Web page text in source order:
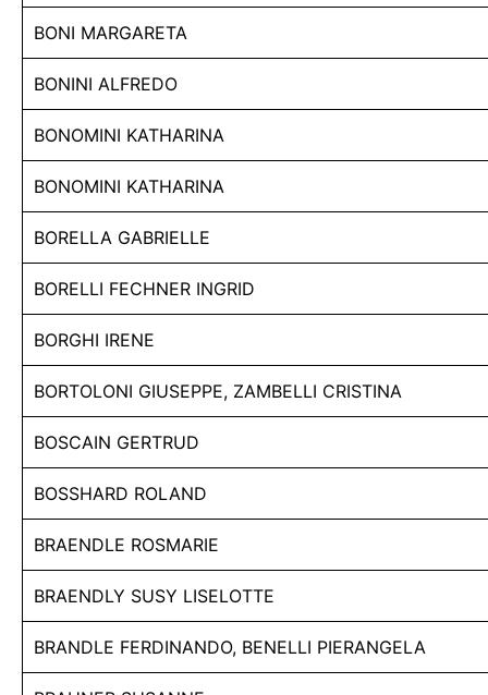
BONI MARGARETA
BONINI ALFREDO
BONOMINI KATHARINA
BONOMINI KATHARINA
BORELLA GABRIELLE
BORELLI FECHNER INGRID
BORGHI IRENE
BORTOLONI GIUSEPPE, ZAMBELLI CRISTINA
BOSCAIN GERTRUD
BOSSHARD ROLAND
BRAENDLE ROSMARIE
BRAENDLY SUSY LISELOTTE
BRANDLE FERDINANDO, BENELLI PIERANGELA